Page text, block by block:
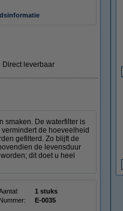
Direct leverbaar
smaken. De waterfilter is
de hoeveelheid
gefilterd. Zo blijft de
de levensduur
dit doet u heel
1 stuks
Nummer:
E-0035